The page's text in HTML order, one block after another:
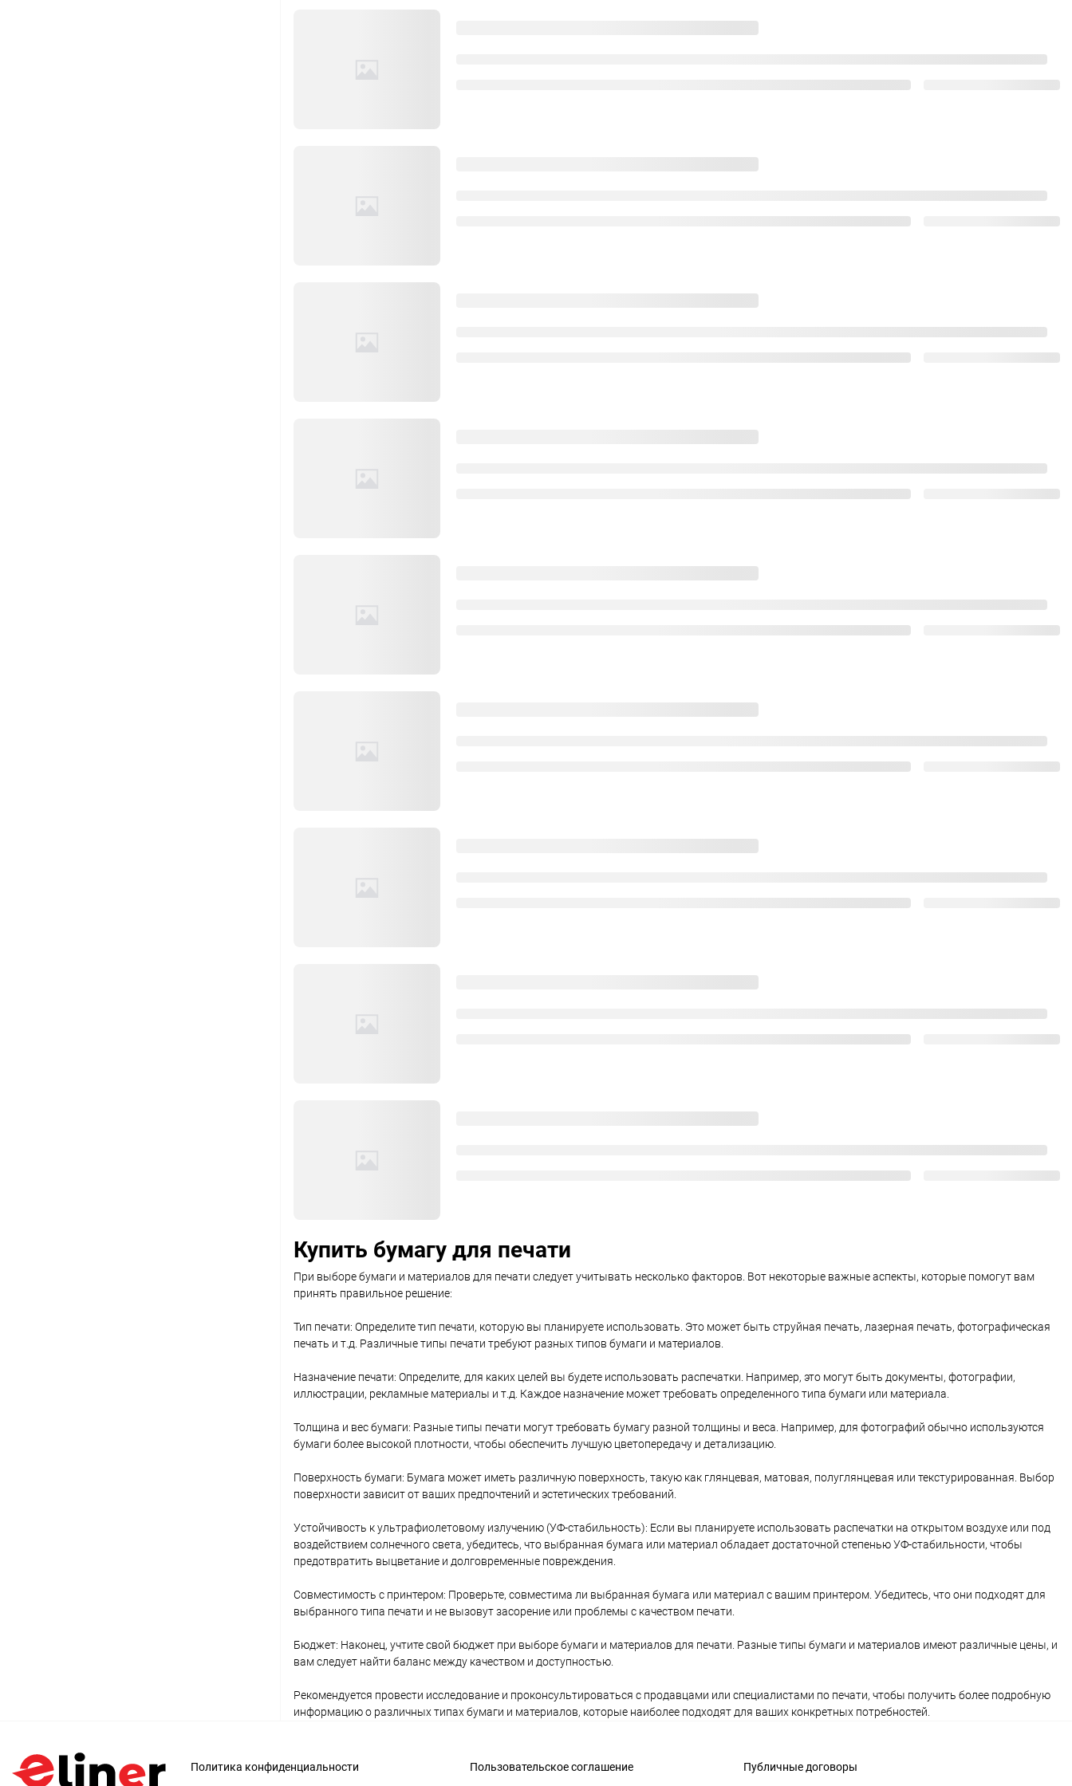
Купить бумагу для печати
При выборе бумаги и материалов для печати следует учитывать несколько факторов. Вот некоторые важные аспекты, которые помогут вам
принять правильное решение:
Тип печати: Определите тип печати, которую вы планируете использовать. Это может быть струйная печать, лазерная печать, фотографическая
печать и т.д. Различные типы печати требуют разных типов бумаги и материалов.
Назначение печати: Определите, для каких целей вы будете использовать распечатки. Например, это могут быть документы, фотографии,
иллюстрации, рекламные материалы и т.д. Каждое назначение может требовать определенного типа бумаги или материала.
Толщина и вес бумаги: Разные типы печати могут требовать бумагу разной толщины и веса. Например, для фотографий обычно используются
бумаги более высокой плотности, чтобы обеспечить лучшую цветопередачу и детализацию.
Поверхность бумаги: Бумага может иметь различную поверхность, такую как глянцевая, матовая, полуглянцевая или текстурированная. Выбор
поверхности зависит от ваших предпочтений и эстетических требований.
Устойчивость к ультрафиолетовому излучению (УФ-стабильность): Если вы планируете использовать распечатки на открытом воздухе или под
воздействием солнечного света, убедитесь, что выбранная бумага или материал обладает достаточной степенью УФ-стабильности, чтобы
предотвратить выцветание и долговременные повреждения.
Совместимость с принтером: Проверьте, совместима ли выбранная бумага или материал с вашим принтером. Убедитесь, что они подходят для
выбранного типа печати и не вызовут засорение или проблемы с качеством печати.
Бюджет: Наконец, учтите свой бюджет при выборе бумаги и материалов для печати. Разные типы бумаги и материалов имеют различные цены, и
вам следует найти баланс между качеством и доступностью.
Рекомендуется провести исследование и проконсультироваться с продавцами или специалистами по печати, чтобы получить более подробную
информацию о различных типах бумаги и материалов, которые наиболее подходят для ваших конкретных потребностей.
Политика конфиденциальности Пользовательское соглашение Публичные договоры